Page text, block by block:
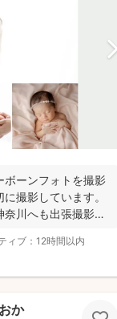
ボーンフォトを撮影
撮影しています。
川へも出張撮影い
ィブ： 12時間以内
か